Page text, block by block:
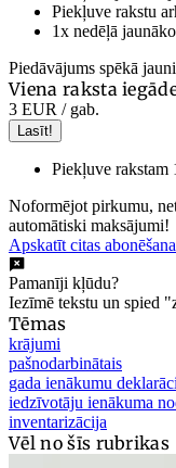
Piekļuve rakstu
1x nedēļā
Piedāvājums spēkā
Viena raksta
3 EUR / gab.
Lasīt!
Piekļuve rakstam
Noformējot pirkumu,
automātiski maksājumi!
Apskatīt citas
Pamanīji kļūdu?
Iezīmē tekstu un spied
Tēmas
krājumi
pašnodarbinātais
gada ienākumu
iedzīvotāju ienākuma
inventarizācija
Vēl no šīs rubrikas